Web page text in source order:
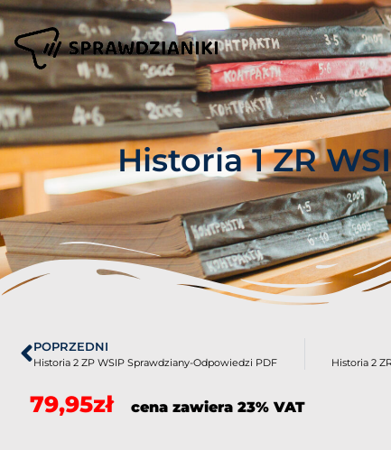
Historia 1 ZR
POPRZEDNI
Historia 2 ZP WSIP Sprawdziany-Odpowiedzi PDF Historia 2
79,95zł cena zawiera 23% VAT